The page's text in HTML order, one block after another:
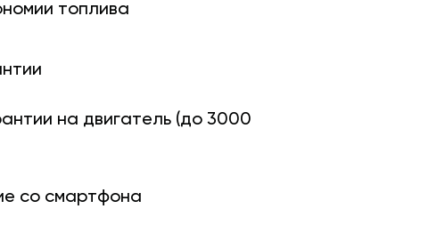
топлива
на двигатель (до 3000
со смартфона